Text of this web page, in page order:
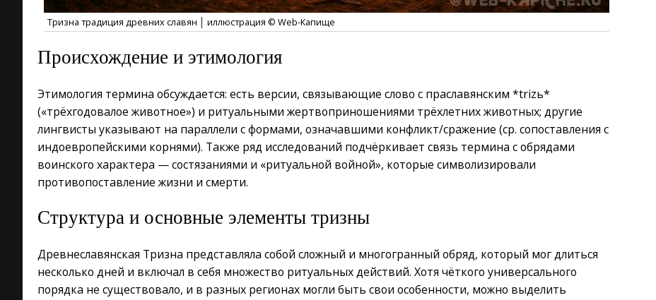
Тризна традиция древних славян │ иллюстрация © Web-Капище
Происхождение и этимология
Этимология термина обсуждается: есть версии, связывающие слово с праславянским *trizь*
(«трёхгодовалое животное») и ритуальными жертвоприношениями трёхлетних животных; другие
лингвисты указывают на параллели с формами, означавшими конфликт/сражение (ср. сопоставления с
индоевропейскими корнями). Также ряд исследований подчёркивает связь термина с обрядами
воинского характера — состязаниями и «ритуальной войной», которые символизировали
противопоставление жизни и смерти.
Структура и основные элементы тризны
Древнеславянская Тризна представляла собой сложный и многогранный обряд, который мог длиться
несколько дней и включал в себя множество ритуальных действий. Хотя чёткого универсального
порядка не существовало, и в разных регионах могли быть свои особенности, можно выделить